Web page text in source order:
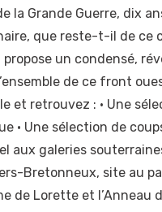
la Grande Guerre, dix
que reste-t-il de ce
un condensé,
de ce front
et retrouvez : • Une
• Une sélection de
aux galeries
Bretonneux, site au
de Lorette et l’Anneau